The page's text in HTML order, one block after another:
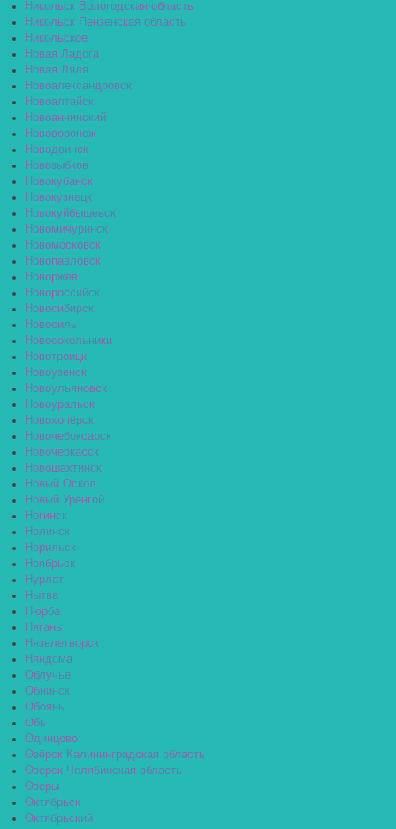
Никольск Вологодская область
Никольск Пензенская область
Никольское
Новая Ладога
Новая Ляля
Новоалександровск
Новоалтайск
Новоаннинский
Нововоронеж
Новодвинск
Новозыбков
Новокубанск
Новокузнецк
Новокуйбышевск
Новомичуринск
Новомосковск
Новопавловск
Новоржев
Новороссийск
Новосибирск
Новосиль
Новосокольники
Новотроицк
Новоузенск
Новоульяновск
Новоуральск
Новохопёрск
Новочебоксарск
Новочеркасск
Новошахтинск
Новый Оскол
Новый Уренгой
Ногинск
Нолинск
Норильск
Ноябрьск
Нурлат
Нытва
Нюрба
Нягань
Нязелетворск
Няндома
Облучье
Обнинск
Обоянь
Обь
Одинцово
Озёрск Калининградская область
Озерск Челябинская область
Озеры
Октябрьск
Октябрьский